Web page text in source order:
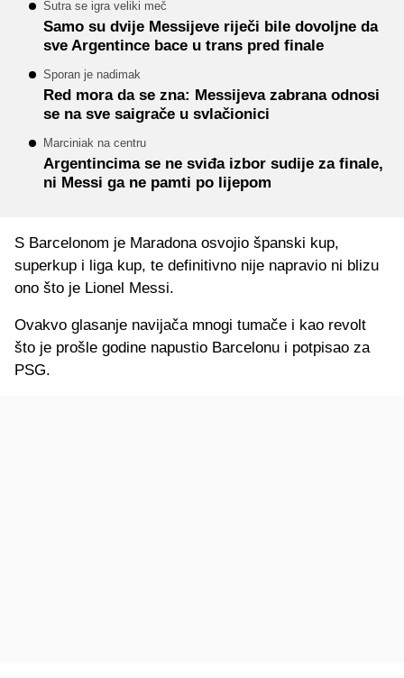
Sutra se igra veliki meč
Samo su dvije Messijeve riječi bile dovoljne da
sve Argentince bace u trans pred finale
Sporan je nadimak
Red mora da se zna: Messijeva zabrana odnosi
se na sve saigrače u svlačionici
Marciniak na centru
Argentincima se ne sviđa izbor sudije za finale,
ni Messi ga ne pamti po lijepom
S Barcelonom je Maradona osvojio španski kup,
superkup i liga kup, te definitivno nije napravio ni blizu
ono što je Lionel Messi.
Ovakvo glasanje navijača mnogi tumače i kao revolt
što je prošle godine napustio Barcelonu i potpisao za
PSG.